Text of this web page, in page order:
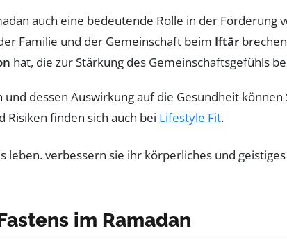
auch eine bedeutende Rolle in der Förderung
Familie und der Gemeinschaft beim Iftār
hat, die zur Stärkung des Gemeinschaftsgefühls
und dessen Auswirkung auf die Gesundheit
Risiken finden sich auch bei Lifestyle Fit.
im Ramadan